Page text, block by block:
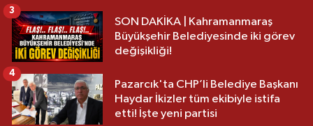
SON DAKİKA | Kahramanmaraş
Büyükşehir Belediyesinde iki görev
değişikliği!
3
Pazarcık'ta CHP’li Belediye Başkanı
Haydar İkizler tüm ekibiyle istifa
etti! İşte yeni partisi
4